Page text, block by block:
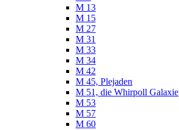
M 13
M 15
M 27
M 31
M 33
M 34
M 42
M 45, Plejaden
M 51, die Whirpoll Galaxie
M 53
M 57
M 60